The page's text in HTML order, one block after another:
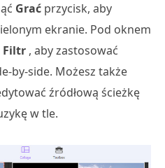
Grać przycisk, aby
ekranie. Pod oknem
Filtr , aby zastosować
by-side. Możesz także
źródłową ścieżkę
w tle.